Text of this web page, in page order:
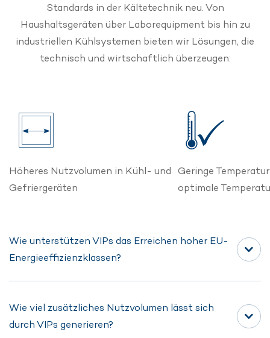
Standards in der Kältetechnik neu. Von
Haushaltsgeräten über Laborequipment bis hin zu
industriellen Kühlsystemen bieten wir Lösungen, die
technisch und wirtschaftlich überzeugen:
Höheres Nutzvolumen in Kühl- und
Gefriergeräten
Geringe
optimale
Wie unterstützen VIPs das Erreichen hoher EU-
Energieeffizienzklassen?
Seit der Verschärfung der EU-Label 2021 ist die
Dämmleistung der kritische Erfolgsfaktor. VIPs
Wie viel zusätzliches Nutzvolumen lässt sich
durch VIPs generieren?